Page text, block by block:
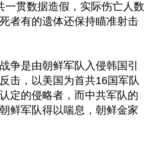
一贯数据造假，实际伤亡人数
者有的遗体还保持瞄准射击
争是由朝鲜军队入侵韩国引
击，以美国为首共16国军队
定的侵略者，而中共军队的
鲜军队得以喘息，朝鲜金家